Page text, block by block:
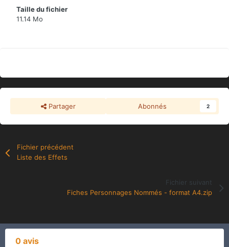
Taille du fichier
11.14 Mo
Partager Abonnés 2
Fichier précédent
Liste des Effets
Fichier suivant
Fiches Personnages Nommés - format A4.zip
0 avis